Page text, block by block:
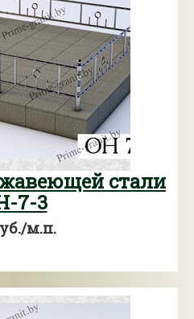
стали
7-3
м.п.